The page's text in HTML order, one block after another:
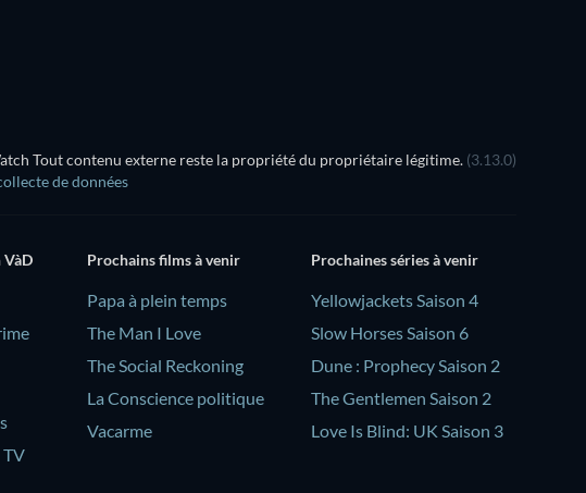
Tout contenu externe reste la propriété du propriétaire légitime. (3.13.0)
de données
VàD
TV
Prochains films à venir
‎Papa à plein temps
The Man I Love
The Social Reckoning
La Conscience politique
Vacarme
Prochaines séries à venir
Yellowjackets Saison 4
Slow Horses Saison 6
Dune : Prophecy Saison 2
The Gentlemen Saison 2
Love Is Blind: UK Saison 3